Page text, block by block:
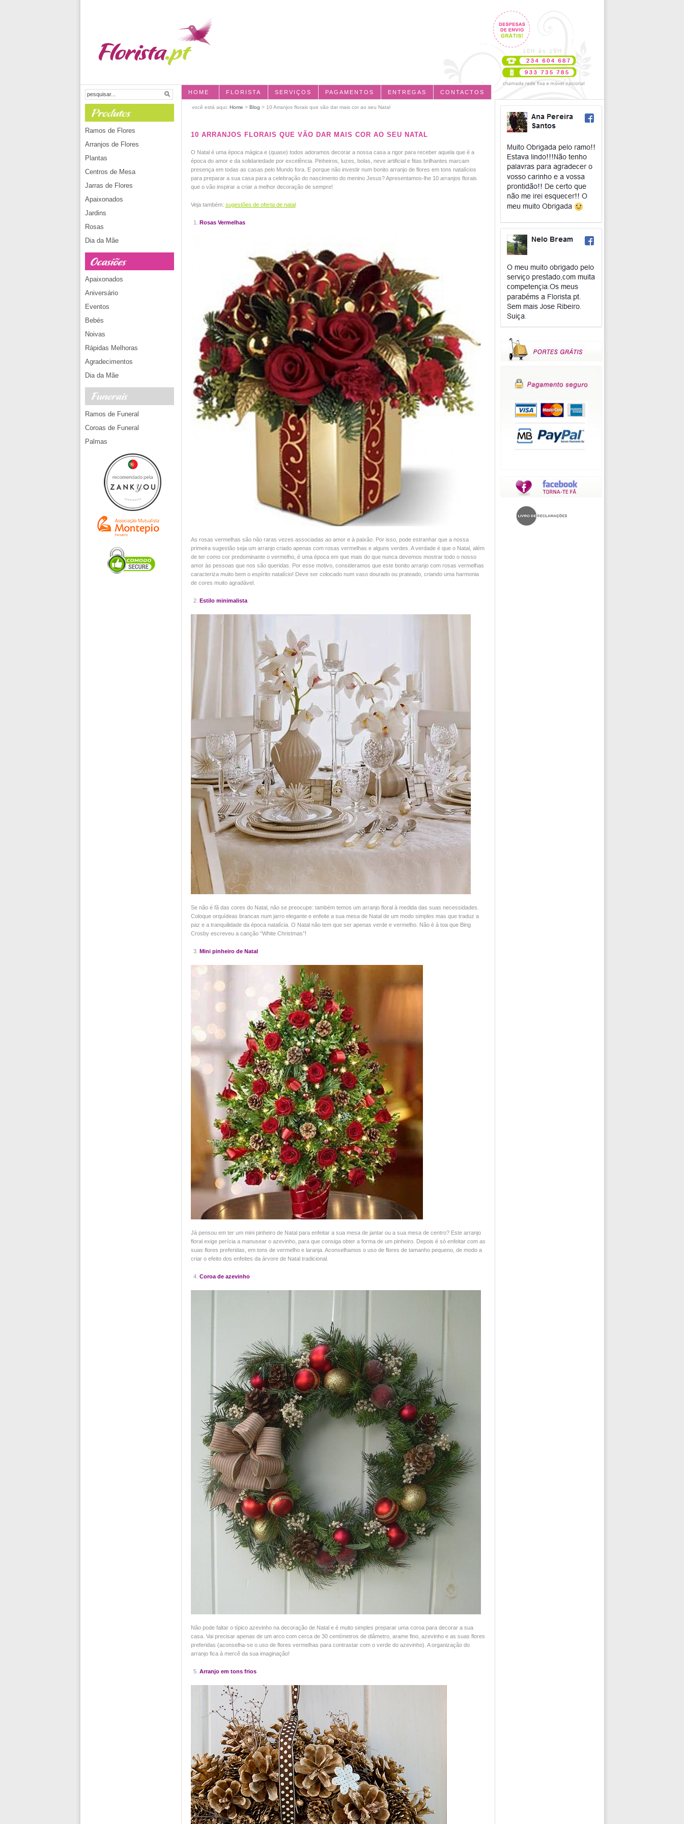
HOME FLORISTA SERVIÇOS PAGAMENTOS ENTREGAS CONTACTOS
você está aqui: Home > Blog > 10 Arranjos florais que vão dar mais cor ao seu Natal
10 ARRANJOS FLORAIS QUE VÃO DAR MAIS COR AO SEU NATAL
O Natal é uma época mágica e (quase) todos adoramos decorar a nossa casa a rigor para receber aquela que é a
época do amor e da solidariedade por excelência. Pinheiros, luzes, bolas, neve artificial e fitas brilhantes marcam
presença em todas as casas pelo Mundo fora. E porque não investir num bonito arranjo de flores em tons natalícios
para preparar a sua casa para a celebração do nascimento do menino Jesus? Apresentamos-lhe 10 arranjos florais
que o vão inspirar a criar a melhor decoração de sempre!
Veja também: sugestões de oferta de natal
Rosas Vermelhas
As rosas vermelhas são não raras vezes associadas ao amor e à paixão. Por isso, pode estranhar que a nossa
primeira sugestão seja um arranjo criado apenas com rosas vermelhas e alguns verdes. A verdade é que o Natal, além
de ter como cor predominante o vermelho, é uma época em que mais do que nunca devemos mostrar todo o nosso
amor às pessoas que nos são queridas. Por esse motivo, consideramos que este bonito arranjo com rosas vermelhas
caracteriza muito bem o espírito natalício! Deve ser colocado num vaso dourado ou prateado, criando uma harmonia
de cores muito agradável.
Estilo minimalista
Se não é fã das cores do Natal, não se preocupe: também temos um arranjo floral à medida das suas necessidades.
Coloque orquídeas brancas num jarro elegante e enfeite a sua mesa de Natal de um modo simples mas que traduz a
paz e a tranquilidade da época natalícia. O Natal não tem que ser apenas verde e vermelho. Não é à toa que Bing
Crosby escreveu a canção “White Christmas”!
Mini pinheiro de Natal
Já pensou em ter um mini pinheiro de Natal para enfeitar a sua mesa de jantar ou a sua mesa de centro? Este arranjo
floral exige perícia a manusear o azevinho, para que consiga obter a forma de um pinheiro. Depois é só enfeitar com as
suas flores preferidas, em tons de vermelho e laranja. Aconselhamos o uso de flores de tamanho pequeno, de modo a
criar o efeito dos enfeites da árvore de Natal tradicional.
Coroa de azevinho
Não pode faltar o típico azevinho na decoração de Natal e é muito simples preparar uma coroa para decorar a sua
casa. Vai precisar apenas de um arco com cerca de 30 centímetros de diâmetro, arame fino, azevinho e as suas flores
preferidas (aconselha-se o uso de flores vermelhas para contrastar com o verde do azevinho). A organização do
arranjo fica à mercê da sua imaginação!
Arranjo em tons frios
Ramos de Flores
Arranjos de Flores
Plantas
Centros de Mesa
Jarras de Flores
Apaixonados
Jardins
Rosas
Dia da Mãe
Apaixonados
Aniversário
Eventos
Bebés
Noivas
Rápidas Melhoras
Agradecimentos
Dia da Mãe
Ramos de Funeral
Coroas de Funeral
Palmas